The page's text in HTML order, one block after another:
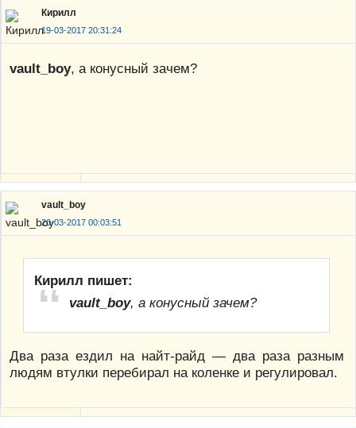
Кирилл
19-03-2017 20:31:24
vault_boy, а конусный зачем?
vault_boy
20-03-2017 00:03:51
Кирилл пишет:
vault_boy, а конусный зачем?
Два раза ездил на найт-райд — два раза разным
людям втулки перебирал на коленке и регулировал.